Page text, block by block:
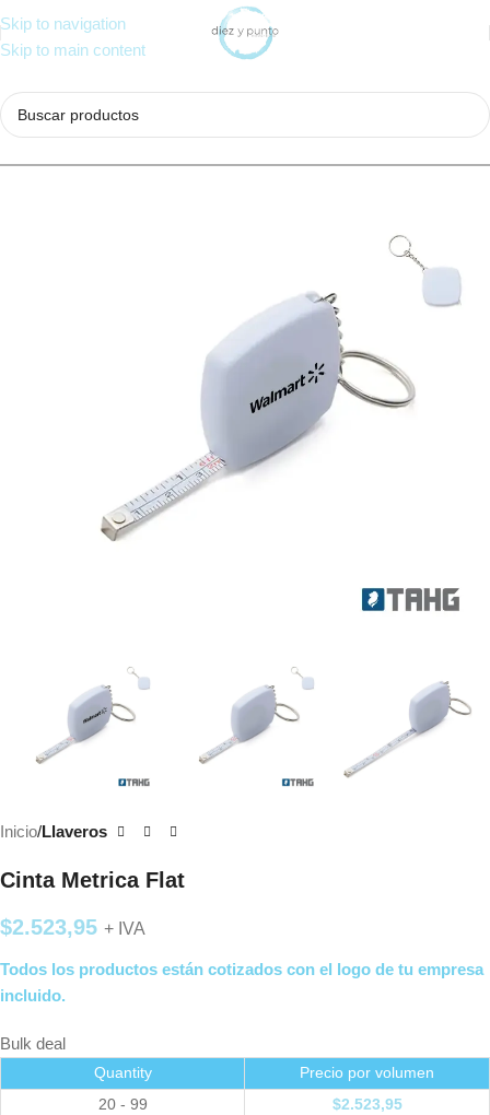
Skip to navigation
Skip to main content
Inicio Llaveros
Cinta Metrica Flat
$2.523,95 + IVA
Todos los productos están cotizados con el logo de tu empresa
incluido.
Bulk deal
Quantity
Precio por volumen
20 - 99
$2.523,95